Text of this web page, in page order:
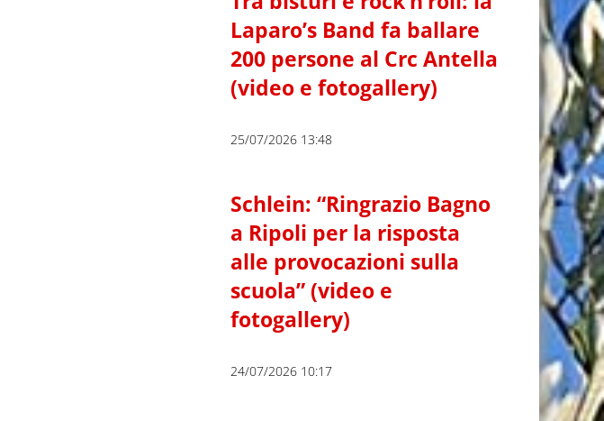
Laparo’s Band fa ballare
200 persone al Crc Antella
(video e fotogallery)
25/07/2026 13:48
Schlein: “Ringrazio Bagno
a Ripoli per la risposta
alle provocazioni sulla
scuola” (video e
fotogallery)
24/07/2026 10:17